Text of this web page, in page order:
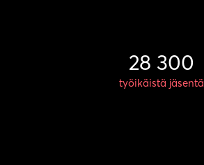
28 300
työikäistä jäsentä